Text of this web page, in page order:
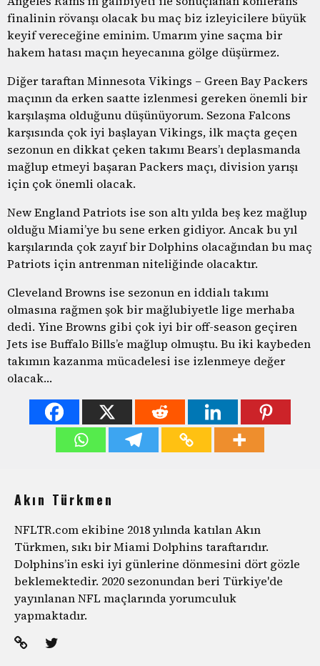
finalinin rövanşı olacak bu maç biz izleyicilere büyük
keyif vereceğine eminim. Umarım yine saçma bir
hakem hatası maçın heyecanına gölge düşürmez.
Diğer taraftan Minnesota Vikings – Green Bay Packers
maçının da erken saatte izlenmesi gereken önemli bir
karşılaşma olduğunu düşünüyorum. Sezona Falcons
karşısında çok iyi başlayan Vikings, ilk maçta geçen
sezonun en dikkat çeken takımı Bears’ı deplasmanda
mağlup etmeyi başaran Packers maçı, division yarışı
için çok önemli olacak.
New England Patriots ise son altı yılda beş kez mağlup
olduğu Miami’ye bu sene erken gidiyor. Ancak bu yıl
karşılarında çok zayıf bir Dolphins olacağından bu maç
Patriots için antrenman niteliğinde olacaktır.
Cleveland Browns ise sezonun en iddialı takımı
olmasına rağmen şok bir mağlubiyetle lige merhaba
dedi. Yine Browns gibi çok iyi bir off-season geçiren
Jets ise Buffalo Bills’e mağlup olmuştu. Bu iki kaybeden
takımın kazanma mücadelesi ise izlenmeye değer
olacak…
Akın Türkmen
NFLTR.com ekibine 2018 yılında katılan Akın
Türkmen, sıkı bir Miami Dolphins taraftarıdır.
Dolphins’in eski iyi günlerine dönmesini dört gözle
beklemektedir. 2020 sezonundan beri Türkiye'de
yayınlanan NFL maçlarında yorumculuk
yapmaktadır.